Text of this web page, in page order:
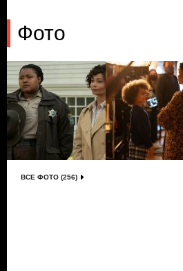
Фото
ВСЕ ФОТО (256)